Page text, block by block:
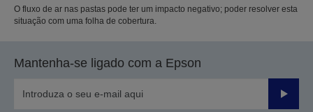
O fluxo de ar nas pastas pode ter um impacto negativo; poder resolver esta
situação com uma folha de cobertura.
Mantenha-se ligado com a Epson
Enviar